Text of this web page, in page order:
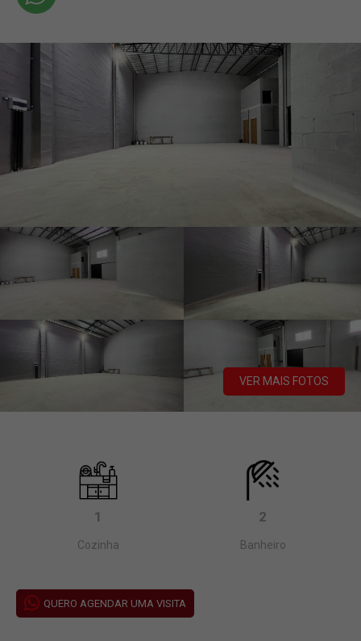
VER MAIS FOTOS
1
Cozinha
2
Banheiro
QUERO AGENDAR UMA VISITA